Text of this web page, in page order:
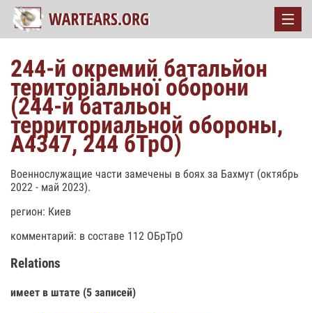
244-й окремий батальйон
територіальної оборони
(244-й батальон
территориальной обороны,
А4347, 244 бТрО)
Военнослужащие части замечены в боях за Бахмут (октябрь
2022 - май 2023).
регион: Киев
комментарий: в составе 112 ОБрТрО
Relations
имеет в штате (5 записей)